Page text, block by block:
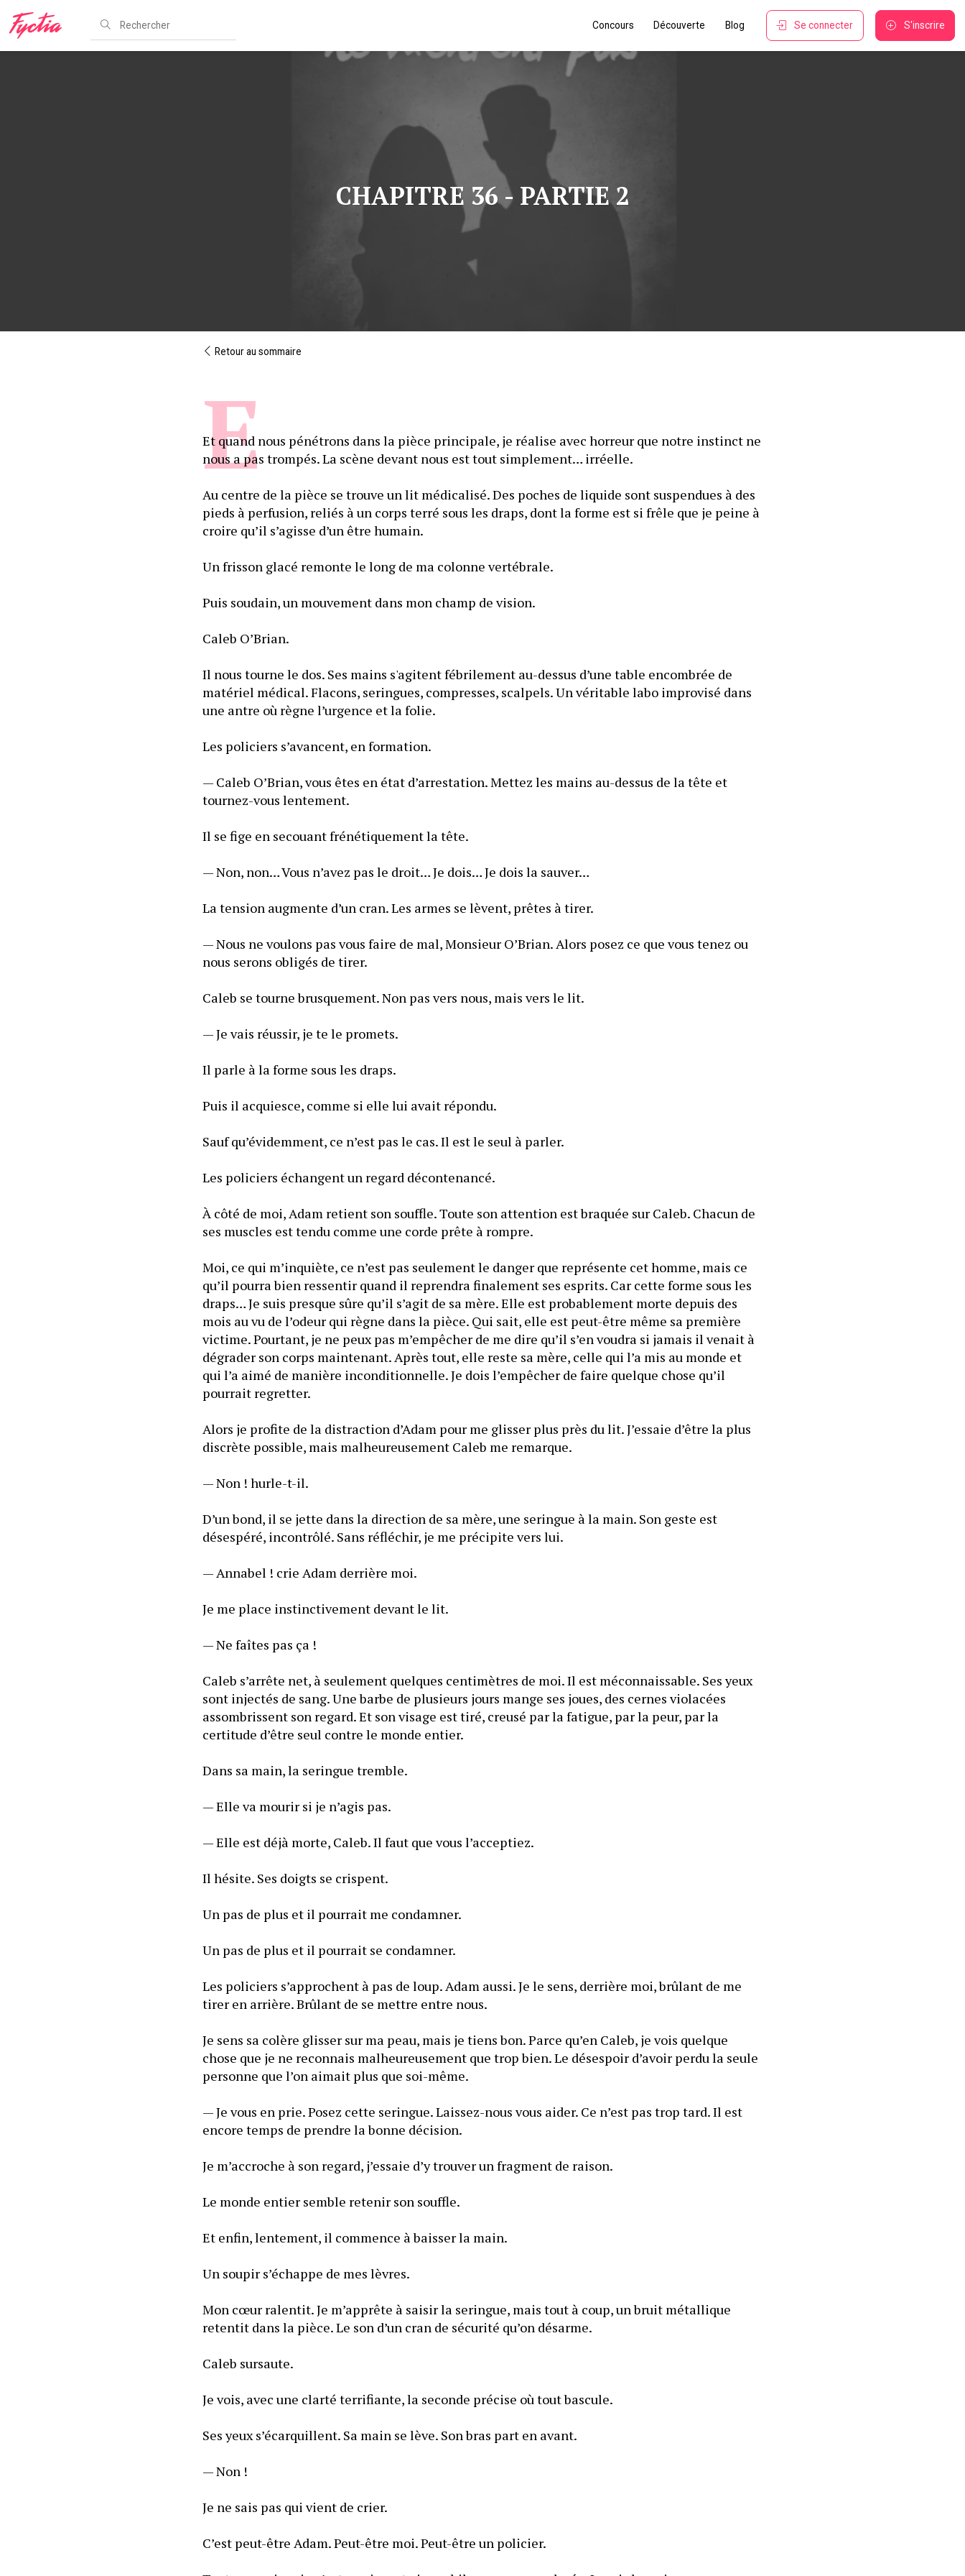
Concours Découverte Blog S'inscrire
Se connecter
CHAPITRE 36 - PARTIE 2
Retour au sommaire
Et quand nous pénétrons dans la pièce principale, je réalise avec horreur que notre instinct ne
nous a pas trompés. La scène devant nous est tout simplement… irréelle.
Au centre de la pièce se trouve un lit médicalisé. Des poches de liquide sont suspendues à des
pieds à perfusion, reliés à un corps terré sous les draps, dont la forme est si frêle que je peine à
croire qu’il s’agisse d’un être humain.
Un frisson glacé remonte le long de ma colonne vertébrale.
Il nous tourne le dos. Ses mains s'agitent fébrilement au-dessus d’une table encombrée de
matériel médical. Flacons, seringues, compresses, scalpels. Un véritable labo improvisé dans
— Caleb O’Brian, vous êtes en état d’arrestation. Mettez les mains au-dessus de la tête et
tournez-vous lentement.
— Non, non… Vous n’avez pas le droit… Je dois… Je dois la sauver…
La tension augmente d’un cran. Les armes se lèvent, prêtes à tirer.
— Nous ne voulons pas vous faire de mal, Monsieur O’Brian. Alors posez ce que vous tenez ou
nous serons obligés de tirer.
Il parle à la forme sous les draps.
Les policiers échangent un regard décontenancé.
À côté de moi, Adam retient son souffle. Toute son attention est braquée sur Caleb. Chacun de
ses muscles est tendu comme une corde prête à rompre.
Moi, ce qui m’inquiète, ce n’est pas seulement le danger que représente cet homme, mais ce
qu’il pourra bien ressentir quand il reprendra finalement ses esprits. Car cette forme sous les
draps… Je suis presque sûre qu’il s’agit de sa mère. Elle est probablement morte depuis des
mois au vu de l’odeur qui règne dans la pièce. Qui sait, elle est peut-être même sa première
victime. Pourtant, je ne peux pas m’empêcher de me dire qu’il s’en voudra si jamais il venait à
dégrader son corps maintenant. Après tout, elle reste sa mère, celle qui l’a mis au monde et
qui l’a aimé de manière inconditionnelle. Je dois l’empêcher de faire quelque chose qu’il
Alors je profite de la distraction d’Adam pour me glisser plus près du lit. J’essaie d’être la plus
— Non ! hurle-t-il.
D’un bond, il se jette dans la direction de sa mère, une seringue à la main. Son geste est
— Annabel ! crie Adam derrière moi.
Caleb s’arrête net, à seulement quelques centimètres de moi. Il est méconnaissable. Ses yeux
sont injectés de sang. Une barbe de plusieurs jours mange ses joues, des cernes violacées
assombrissent son regard. Et son visage est tiré, creusé par la fatigue, par la peur, par la
certitude d’être seul contre le monde entier.
Dans sa main, la seringue tremble.
— Elle va mourir si je n’agis pas.
Il hésite. Ses doigts se crispent.
Les policiers s’approchent à pas de loup. Adam aussi. Je le sens, derrière moi, brûlant de me
Je sens sa colère glisser sur ma peau, mais je tiens bon. Parce qu’en Caleb, je vois quelque
chose que je ne reconnais malheureusement que trop bien. Le désespoir d’avoir perdu la seule
personne que l’on aimait plus que soi-même.
— Je vous en prie. Posez cette seringue. Laissez-nous vous aider. Ce n’est pas trop tard. Il est
encore temps de prendre la bonne décision.
Je m’accroche à son regard, j’essaie d’y trouver un fragment de raison.
Le monde entier semble retenir son souffle.
Et enfin, lentement, il commence à baisser la main.
Mon cœur ralentit. Je m’apprête à saisir la seringue, mais tout à coup, un bruit métallique
retentit dans la pièce. Le son d’un cran de sécurité qu’on désarme.
Caleb sursaute.
Je vois, avec une clarté terrifiante, la seconde précise où tout bascule.
Ses yeux s’écarquillent. Sa main se lève. Son bras part en avant.
— Non !